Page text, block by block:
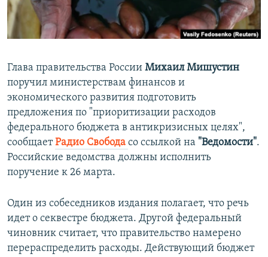
ПОБЕДИТЕЛЕЙ НЕ СУДЯТ?
КРЫМ.НЕПОКОРЕННЫЙ
УКРАИНСКАЯ ПРОБЛЕМА КРЫМА
ПРИСОЕДИНЯЙТЕСЬ!
Все сайты RFE/RL
Глава правительства России Михаил Мишустин
поручил министерствам финансов и
экономического развития подготовить
предложения по "приоритизации расходов
федерального бюджета в антикризисных целях",
сообщаетРадио Свобода со ссылкой на "Ведомости".
Российские ведомства должны исполнить
поручение к 26 марта.
Один из собеседников издания полагает, что речь
идет о секвестре бюджета. Другой федеральный
чиновник считает, что правительство намерено
перераспределить расходы. Действующий бюджет